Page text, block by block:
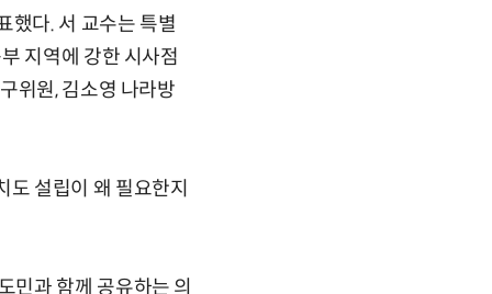
했다. 서 교수는 특별
지역에 강한 시사점
위원, 김소영 나라방
설립이 왜 필요한지
민과 함께 공유하는 의